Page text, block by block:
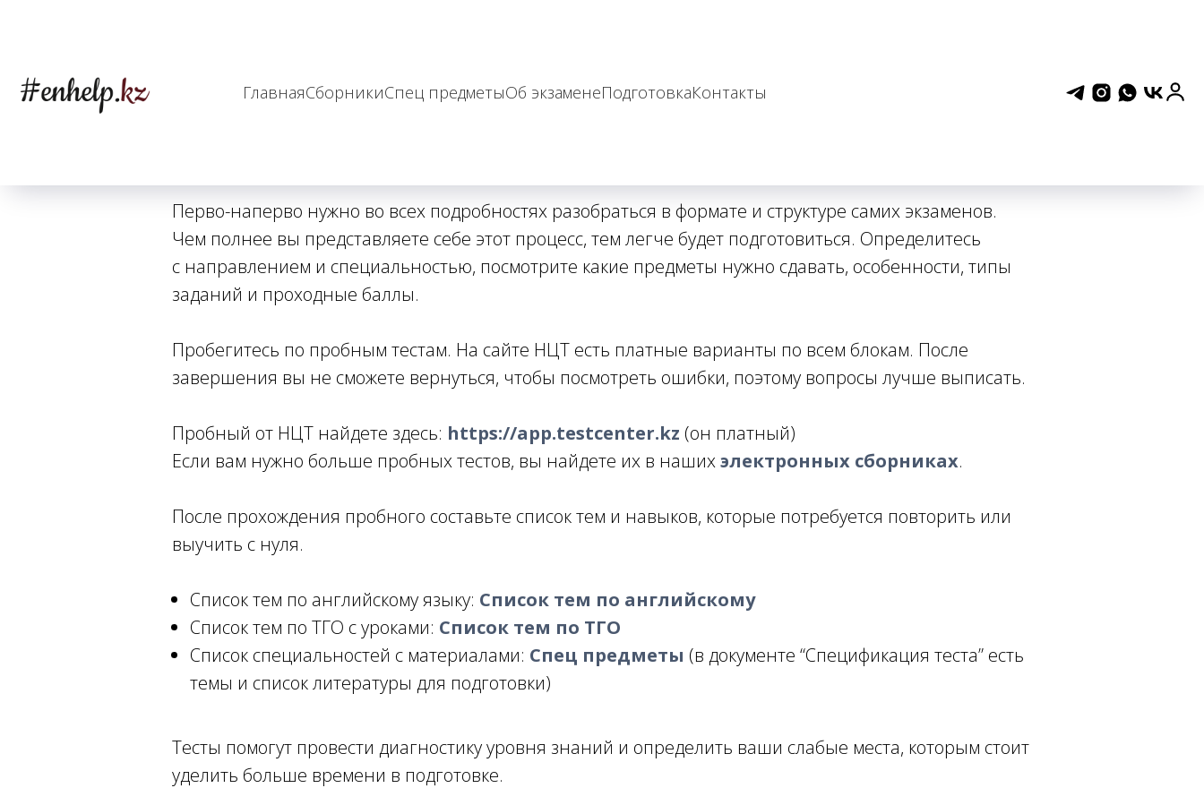
ГлавнаяСборникиСпец предметыОб экзаменеПодготовкаКонтакты
С чего начать подготовку
Перво-наперво нужно во всех подробностях разобраться в формате и структуре самих экзаменов.
Чем полнее вы представляете себе этот процесс, тем легче будет подготовиться. Определитесь
с направлением и специальностью, посмотрите какие предметы нужно сдавать, особенности, типы
заданий и проходные баллы.
Пробегитесь по пробным тестам. На сайте НЦТ есть платные варианты по всем блокам. После
завершения вы не сможете вернуться, чтобы посмотреть ошибки, поэтому вопросы лучше выписать.
Пробный от НЦТ найдете здесь: https://app.testcenter.kz (он платный)
Если вам нужно больше пробных тестов, вы найдете их в нашихэлектронных сборниках.
После прохождения пробного составьте список тем и навыков, которые потребуется повторить или
выучить с нуля.
Список тем по английскому языку: Список тем по английскому
Список тем по ТГО с уроками: Список тем по ТГО
Список специальностей с материалами: Спец предметы (в документе “Спецификация теста” есть
темы и список литературы для подготовки)
Тесты помогут провести диагностику уровня знаний и определить ваши слабые места, которым стоит
уделить больше времени в подготовке.